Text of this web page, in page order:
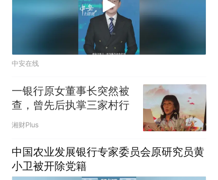
中安在线
一银行原女董事长突然被
查，曾先后执掌三家村行
湘财Plus
中国农业发展银行专家委员会原研究员黄
小卫被开除党籍